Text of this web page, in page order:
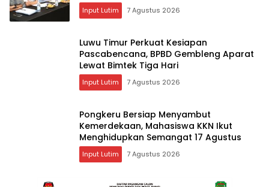
Input Lutim 7 Agustus 2026
Luwu Timur Perkuat Kesiapan
Pascabencana, BPBD Gembleng Aparat
Lewat Bimtek Tiga Hari
Input Lutim 7 Agustus 2026
Pongkeru Bersiap Menyambut
Kemerdekaan, Mahasiswa KKN Ikut
Menghidupkan Semangat 17 Agustus
Input Lutim 7 Agustus 2026